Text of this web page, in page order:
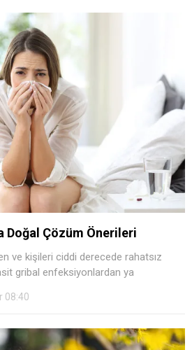
Doğal Çözüm Önerileri
ve kişileri ciddi derecede rahatsız
gribal enfeksiyonlardan ya
08:40